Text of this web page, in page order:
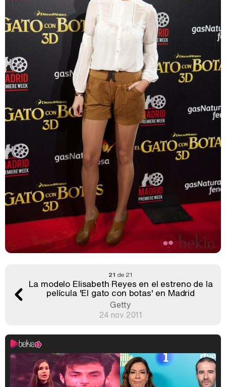
21 de 21
La modelo Elisabeth Reyes en el estreno de la
película 'El gato con botas' en Madrid
Getty
24 nov 2011